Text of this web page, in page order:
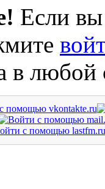
Если вы
в любой